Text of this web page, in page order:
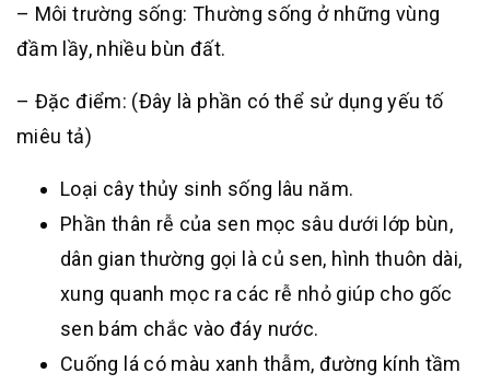
– Môi trường sống: Thường sống ở những vùng
đầm lầy, nhiều bùn đất.
– Đặc điểm: (Đây là phần có thể sử dụng yếu tố
miêu tả)
Loại cây thủy sinh sống lâu năm.
Phần thân rễ của sen mọc sâu dưới lớp bùn,
dân gian thường gọi là củ sen, hình thuôn dài,
xung quanh mọc ra các rễ nhỏ giúp cho gốc
sen bám chắc vào đáy nước.
Cuống lá có màu xanh thẫm, đường kính tầm